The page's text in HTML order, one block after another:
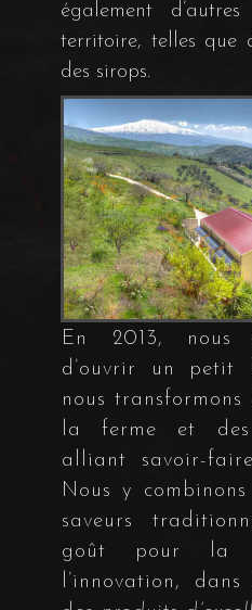
également
territoire, telles que
des sirops.
En 2013, nous
d’ouvrir un petit
nous
la ferme et des
alliant savoir-
Nous y
saveurs
goût pour la
l’innovation,